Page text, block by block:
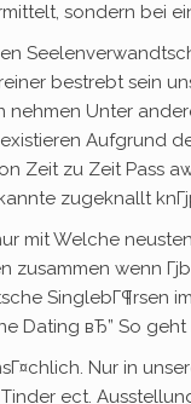
sondern bei
bestrebt sein
nehmen Unter
Aufgrund
Zeit zu Zeit Pass
zugeknallt
mit Welche
zusammen wenn
SinglebГ¶rsen
Dating вЂ” So
Nur in
ect.